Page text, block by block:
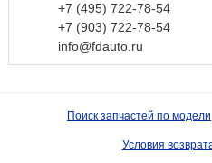
+7 (495) 722-78-54
+7 (903) 722-78-54
info@fdauto.ru
Поиск запчастей по модели
Условия